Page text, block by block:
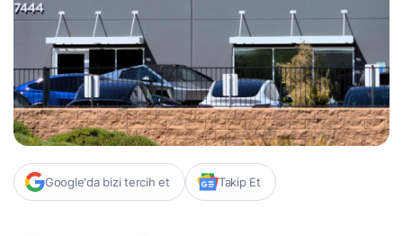
Google'da bizi tercih et Takip Et